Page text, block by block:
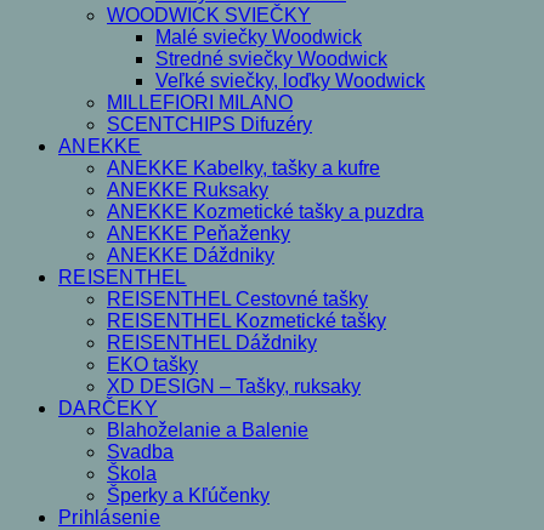
WOODWICK SVIEČKY
Malé sviečky Woodwick
Stredné sviečky Woodwick
Veľké sviečky, loďky Woodwick
MILLEFIORI MILANO
SCENTCHIPS Difuzéry
ANEKKE
ANEKKE Kabelky, tašky a kufre
ANEKKE Ruksaky
ANEKKE Kozmetické tašky a puzdra
ANEKKE Peňaženky
ANEKKE Dáždniky
REISENTHEL
REISENTHEL Cestovné tašky
REISENTHEL Kozmetické tašky
REISENTHEL Dáždniky
EKO tašky
XD DESIGN – Tašky, ruksaky
DARČEKY
Blahoželanie a Balenie
Svadba
Škola
Šperky a Kľúčenky
Prihlásenie